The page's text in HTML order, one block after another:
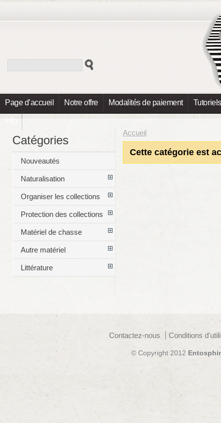
Page d’accueil Notre offre Modalités de paiement Tutoriels
Info
Accueil
Cette catégorie est
Catégories
Nouveautés
Naturalisation
Organiser les collections
Protection des collections
Matériel de chasse
Autre matériel
Littérature
Contactez-nous Conditions
© Copyright 2012